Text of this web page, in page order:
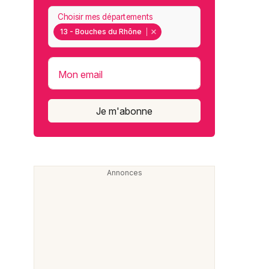
13 - Bouches du Rhône
Choisir mes départements
Mon email
Je m'abonne